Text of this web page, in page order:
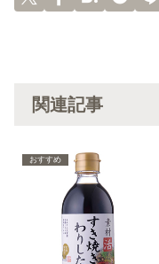
関連記事
おすすめ